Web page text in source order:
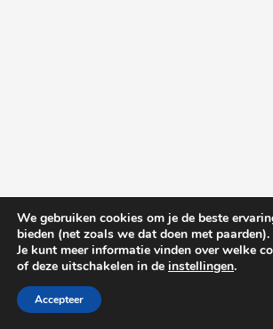
We gebruiken cookies om je de beste
bieden (net zoals we dat doen met paarden).
Je kunt meer informatie vinden over welke
of deze uitschakelen in de instellingen.
Accepteer